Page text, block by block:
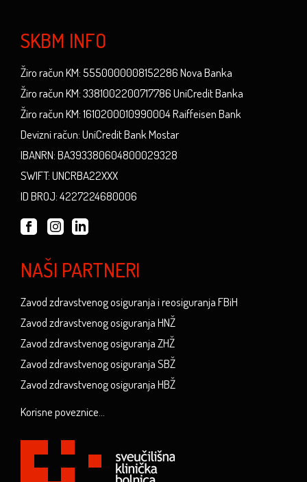
SKBM INFO
Žiro račun KM: 5550000008152286 Nova Banka
Žiro račun KM: 3381002200717786 UniCredit Banka
Žiro račun KM: 1610200010990004 Raiffeisen Bank
Devizni račun: UniCredit Bank Mostar
IBANRN: BA393380604800029328
SWIFT: UNCRBA22XXX
ID BROJ: 4227224680006
NAŠI PARTNERI
Zavod zdravstvenog osiguranja i reosiguranja FBiH
Zavod zdravstvenog osiguranja HNŽ
Zavod zdravstvenog osiguranja ZHŽ
Zavod zdravstvenog osiguranja SBŽ
Zavod zdravstvenog osiguranja HBŽ
Korisne poveznice...